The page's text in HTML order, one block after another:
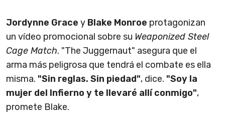
Jordynne Grace y Blake Monroe protagonizan
un vídeo promocional sobre su Weaponized Steel
Cage Match. "The Juggernaut" asegura que el
arma más peligrosa que tendrá el combate es ella
misma. "Sin reglas. Sin piedad", dice. "Soy la
mujer del Infierno y te llevaré allí conmigo",
promete Blake.